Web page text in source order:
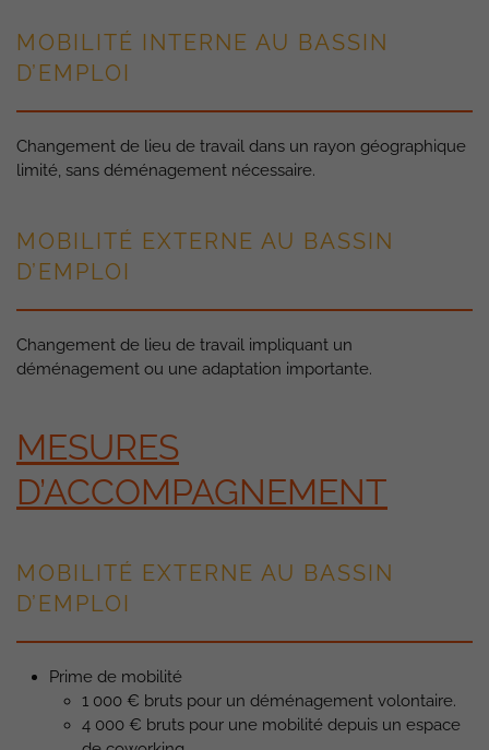
MOBILITÉ INTERNE AU BASSIN
D’EMPLOI
Changement de lieu de travail dans un rayon géographique
limité, sans déménagement nécessaire.
MOBILITÉ EXTERNE AU BASSIN
D’EMPLOI
Changement de lieu de travail impliquant un
déménagement ou une adaptation importante.
MESURES
D’ACCOMPAGNEMENT
MOBILITÉ EXTERNE AU BASSIN
D’EMPLOI
Prime de mobilité
1 000 € bruts pour un déménagement volontaire.
4 000 € bruts pour une mobilité depuis un espace